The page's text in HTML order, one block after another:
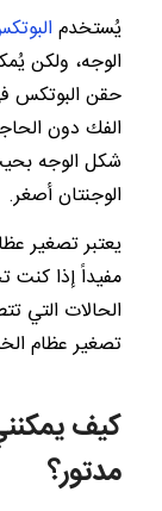
يُستخدم
الوجه، ولكن
حقن البوتكس
الفك دون
شكل الوجه
الوجنتان أصغر.
يعتبر تصغير
مفيداً إذا كنت
الحالات التي
تصغير عظام
كيف
مدتور؟